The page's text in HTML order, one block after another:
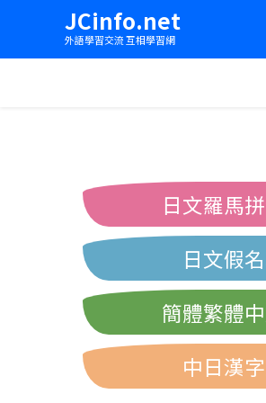
JCinfo.net
外語學習交流 互相學習網
日文羅馬
日文假
簡體繁體
中日漢